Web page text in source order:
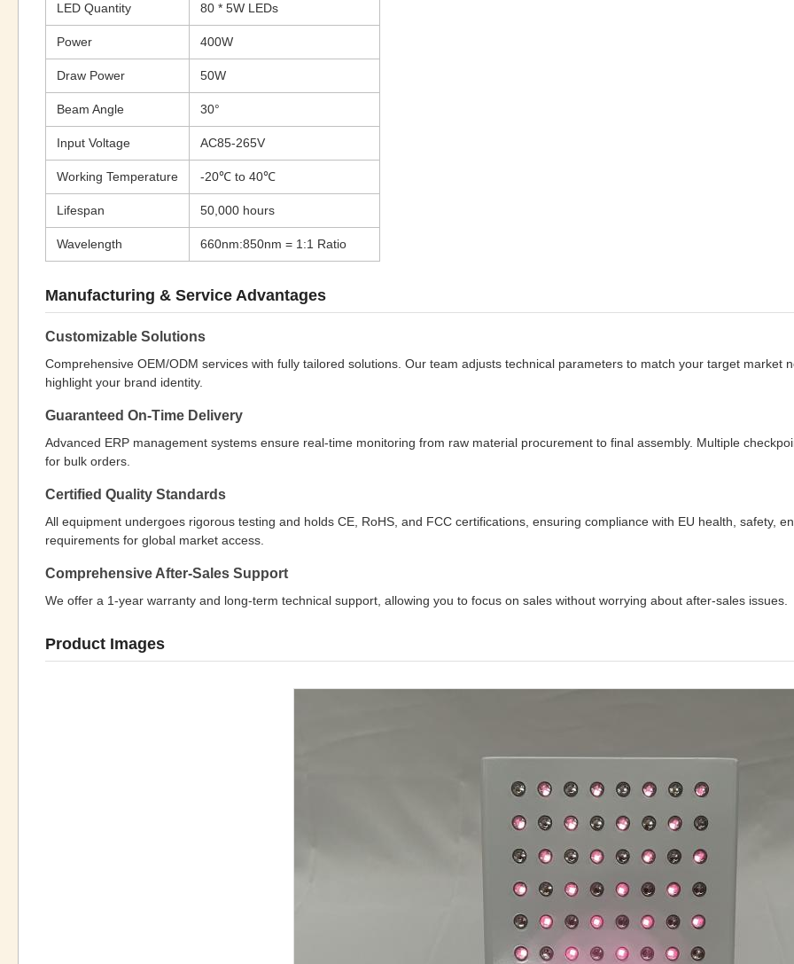
LED Quantity 80 * 5W LEDs
Power 400W
Draw Power 50W
Beam Angle 30°
Input Voltage AC85-265V
Working Temperature -20℃ to 40℃
Lifespan 50,000 hours
Wavelength 660nm:850nm = 1:1 Ratio
Manufacturing & Service Advantages
Customizable Solutions
Comprehensive OEM/ODM services with fully tailored solutions. Our team adjusts technical parameters to match your target market
highlight your brand identity.
Guaranteed On-Time Delivery
Advanced ERP management systems ensure real-time monitoring from raw material procurement to final assembly. Multiple
for bulk orders.
Certified Quality Standards
All equipment undergoes rigorous testing and holds CE, RoHS, and FCC certifications, ensuring compliance with EU health, safety,
requirements for global market access.
Comprehensive After-Sales Support
We offer a 1-year warranty and long-term technical support, allowing you to focus on sales without worrying about after-sales issues.
Product Images